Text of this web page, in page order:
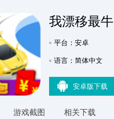
我漂移最牛
平台：安卓
语言：简体中文
安卓版下载
游戏截图 相关下载